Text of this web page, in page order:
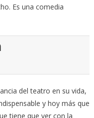
Es una comedia
del teatro en su vida,
y hoy más que
tiene que ver con la